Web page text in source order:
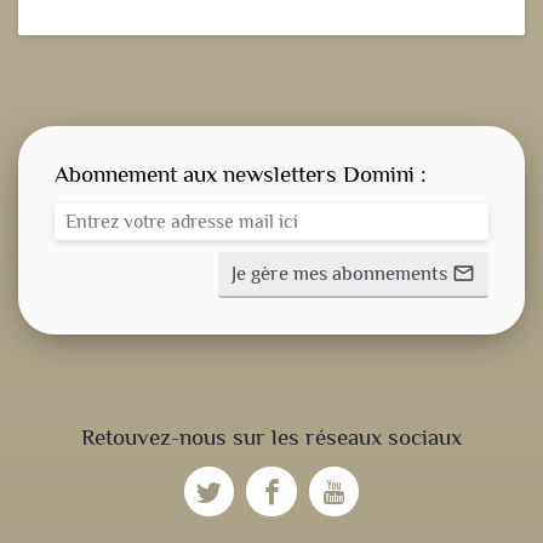
Retouvez-nous sur les réseaux sociaux
Abonnement aux newsletters Domini :
Je gère mes abonnements mail_outline